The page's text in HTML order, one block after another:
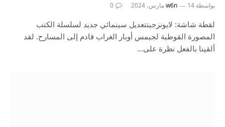
بواسطة w6n 14 مارس، 2024 0
لقطة شاشة: لايونزجيتتعديل سينمائي جديد لسلسلة الكتب
المصورة القوطية لجيمس أوبار الغراب قادم إلى المسارح. لقد
ألقينا بالفعل نظرة على…